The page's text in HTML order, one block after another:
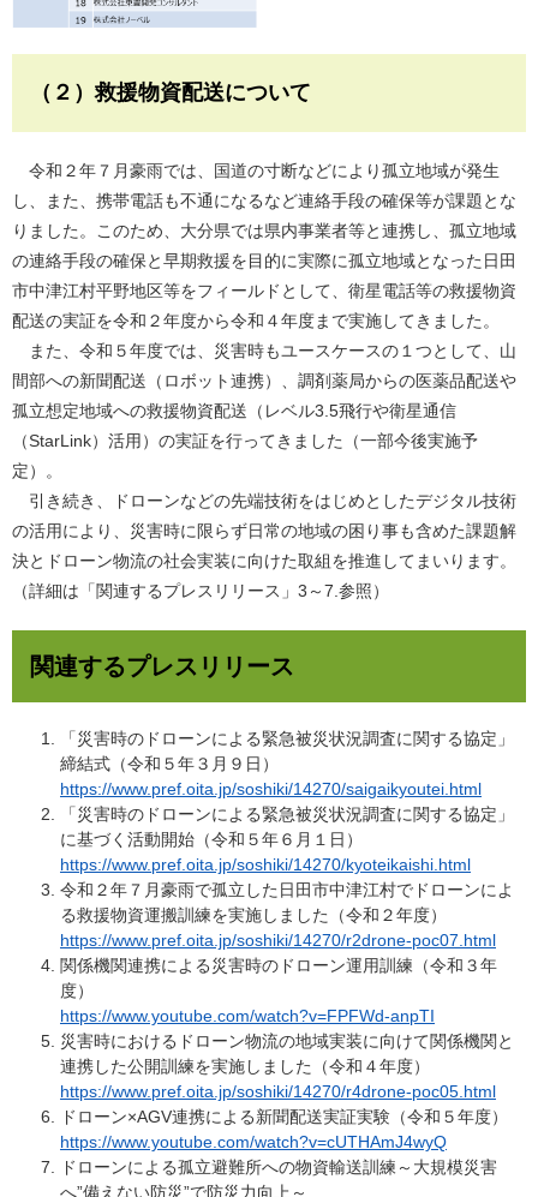
（２）救援物資配送について
令和２年７月豪雨では、国道の寸断などにより孤立地域が発生
し、また、携帯電話も不通になるなど連絡手段の確保等が課題とな
りました。このため、大分県では県内事業者等と連携し、孤立地域
の連絡手段の確保と早期救援を目的に実際に孤立地域となった日田
市中津江村平野地区等をフィールドとして、衛星電話等の救援物資
配送の実証を令和２年度から令和４年度まで実施してきました。
また、令和５年度では、災害時もユースケースの１つとして、山
間部への新聞配送（ロボット連携）、調剤薬局からの医薬品配送や
孤立想定地域への救援物資配送（レベル3.5飛行や衛星通信
（StarLink）活用）の実証を行ってきました（一部今後実施予
定）。
引き続き、ドローンなどの先端技術をはじめとしたデジタル技術
の活用により、災害時に限らず日常の地域の困り事も含めた課題解
決とドローン物流の社会実装に向けた取組を推進してまいります。
（詳細は「関連するプレスリリース」3～7.参照）
関連するプレスリリース
「災害時のドローンによる緊急被災状況調査に関する協定」
締結式（令和５年３月９日）
https://www.pref.oita.jp/soshiki/14270/saigaikyoutei.html
「災害時のドローンによる緊急被災状況調査に関する協定」
に基づく活動開始（令和５年６月１日）
https://www.pref.oita.jp/soshiki/14270/kyoteikaishi.html
令和２年７月豪雨で孤立した日田市中津江村でドローンによ
る救援物資運搬訓練を実施しました（令和２年度）
https://www.pref.oita.jp/soshiki/14270/r2drone-poc07.html
関係機関連携による災害時のドローン運用訓練（令和３年
度）
https://www.youtube.com/watch?v=FPFWd-anpTI
災害時におけるドローン物流の地域実装に向けて関係機関と
連携した公開訓練を実施しました（令和４年度）
https://www.pref.oita.jp/soshiki/14270/r4drone-poc05.html
ドローン×AGV連携による新聞配送実証実験（令和５年度）
https://www.youtube.com/watch?v=cUTHAmJ4wyQ
ドローンによる孤立避難所への物資輸送訓練～大規模災害
へ”備えない防災”で防災力向上～